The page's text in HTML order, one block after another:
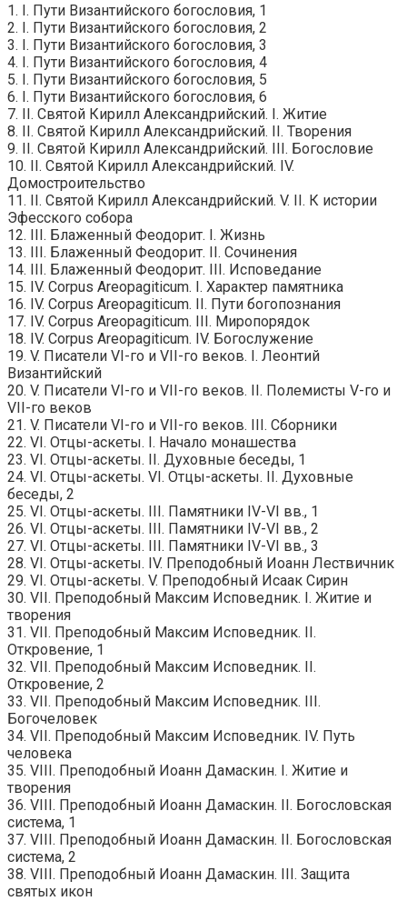
1. I. Пути Византийского богословия, 1
2. I. Пути Византийского богословия, 2
3. I. Пути Византийского богословия, 3
4. I. Пути Византийского богословия, 4
5. I. Пути Византийского богословия, 5
6. I. Пути Византийского богословия, 6
7. II. Святой Кирилл Александрийский. I. Житие
8. II. Святой Кирилл Александрийский. II. Творения
9. II. Святой Кирилл Александрийский. III. Богословие
10. II. Святой Кирилл Александрийский. IV.
Домостроительство
11. II. Святой Кирилл Александрийский. V. II. К истории
Эфесского собора
12. III. Блаженный Феодорит. I. Жизнь
13. III. Блаженный Феодорит. II. Сочинения
14. III. Блаженный Феодорит. III. Исповедание
15. IV. Corpus Аreораgiticum. I. Характер памятника
16. IV. Corpus Аreораgiticum. II. Пути богопознания
17. IV. Corpus Аreораgiticum. III. Миропорядок
18. IV. Corpus Аreораgiticum. IV. Богослужение
19. V. Писатели VІ-го и VІІ-го веков. I. Леонтий
Византийский
20. V. Писатели VІ-го и VІІ-го веков. II. Полемисты V-го и
VІІ-го веков
21. V. Писатели VІ-го и VІІ-го веков. III. Сборники
22. VI. Отцы-аскеты. I. Начало монашества
23. VI. Отцы-аскеты. II. Духовные беседы, 1
24. VI. Отцы-аскеты. VI. Отцы-аскеты. II. Духовные
беседы, 2
25. VI. Отцы-аскеты. III. Памятники IV-VІ вв., 1
26. VI. Отцы-аскеты. III. Памятники IV-VІ вв., 2
27. VI. Отцы-аскеты. III. Памятники IV-VІ вв., 3
28. VI. Отцы-аскеты. IV. Преподобный Иоанн Лествичник
29. VI. Отцы-аскеты. V. Преподобный Исаак Сирин
30. VII. Преподобный Максим Исповедник. I. Житие и
творения
31. VII. Преподобный Максим Исповедник. II.
Откровение, 1
32. VII. Преподобный Максим Исповедник. II.
Откровение, 2
33. VII. Преподобный Максим Исповедник. III.
Богочеловек
34. VII. Преподобный Максим Исповедник. IV. Путь
человека
35. VIII. Преподобный Иоанн Дамаскин. I. Житие и
творения
36. VIII. Преподобный Иоанн Дамаскин. II. Богословская
система, 1
37. VIII. Преподобный Иоанн Дамаскин. II. Богословская
система, 2
38. VIII. Преподобный Иоанн Дамаскин. III. Защита
святых икон